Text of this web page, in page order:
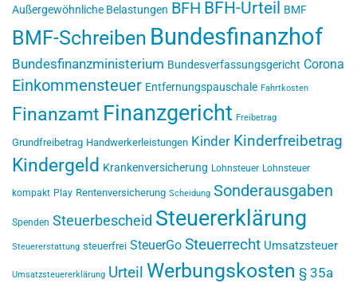
Außergewöhnliche Belastungen BFH BFH-Urteil BMF
BMF-Schreiben Bundesfinanzhof
Bundesfinanzministerium Bundesverfassungsgericht Corona
Einkommensteuer Entfernungspauschale Fahrtkosten
Finanzamt Finanzgericht Freibetrag
Grundfreibetrag Handwerkerleistungen Kinder Kinderfreibetrag
Kindergeld Krankenversicherung Lohnsteuer Lohnsteuer
kompakt Play Rentenversicherung Scheidung Sonderausgaben
Spenden Steuerbescheid Steuererklärung
Steuererstattung steuerfrei SteuerGo Steuerrecht Umsatzsteuer
Umsatzsteuererklärung Urteil Werbungskosten § 35a